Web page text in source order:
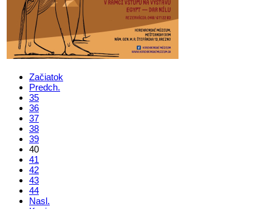
Začiatok
Predch.
35
36
37
38
39
40
41
42
43
44
Nasl.